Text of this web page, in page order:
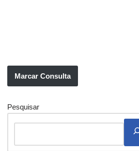
Marcar Consulta
Pesquisar